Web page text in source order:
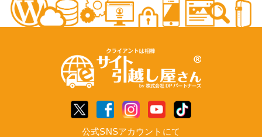
公式SNSアカウントにて